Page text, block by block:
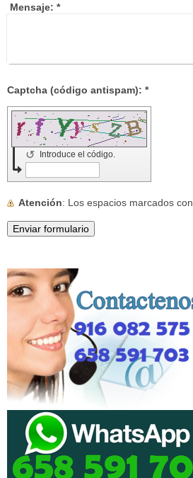
Mensaje: *
Captcha (código antispam): *
Introduce el código.
↺
Atención : Los espacios marcados con